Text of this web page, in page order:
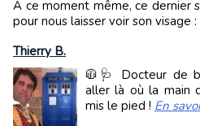
A ce moment même, ce dernier
pour nous laisser voir son visage
Thierry B.
🧥🩺 Docteur de
aller là où la main
mis le pied ! En